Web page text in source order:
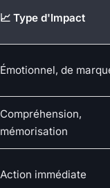
📈 Type d'Impact
Émotionnel, de
Compréhension,
mémorisation
Action immédiate